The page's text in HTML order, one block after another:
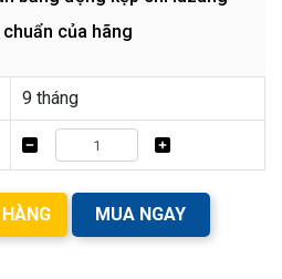
của hãng
9 tháng
MUA NGAY